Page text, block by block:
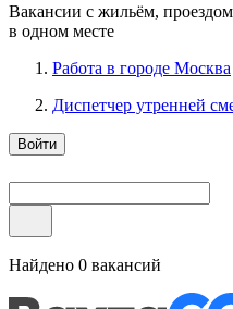
Вакансии с жильём,
в одном месте
Работа в городе Москва
Диспетчер утренней
Войти
Найдено 0 вакансий